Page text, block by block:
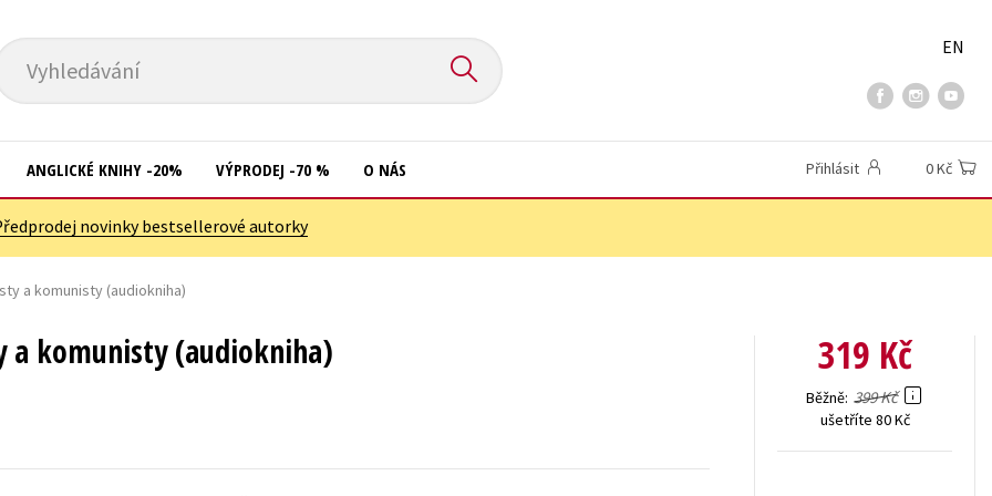
Vyhledávání
EN
Kuchařky
New Adult
Učebnice
ANGLICKÉ KNIHY -20% VÝPRODEJ -70 % O NÁS Přihlásit 0 Kč
novinky bestsellerové autorky
a komunisty (audiokniha)
a komunisty (audiokniha) 319 Kč
Běžně 399 Kč
ušetříte 80 Kč